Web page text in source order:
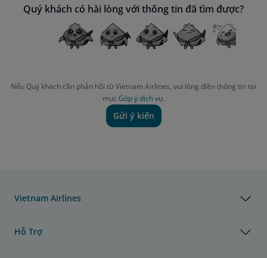
Quý khách có hài lòng với thông tin đã tìm được?
Nếu Quý khách cần phản hồi từ Vietnam Airlines, vui lòng điền thông tin tại
mục Góp ý dịch vụ.
Gửi ý kiến
Vietnam Airlines
Hỗ Trợ